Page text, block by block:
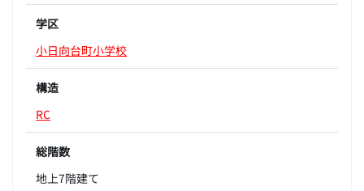
学区
小日向台町小学校
構造
RC
総階数
地上7階建て